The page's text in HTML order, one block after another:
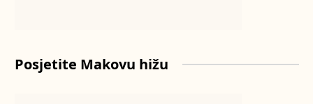
Posjetite Makovu hižu